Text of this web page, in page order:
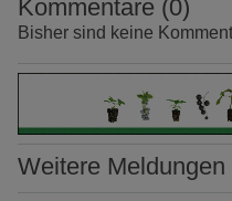
Kommentare (0)
Bisher sind keine
Weitere Meldungen